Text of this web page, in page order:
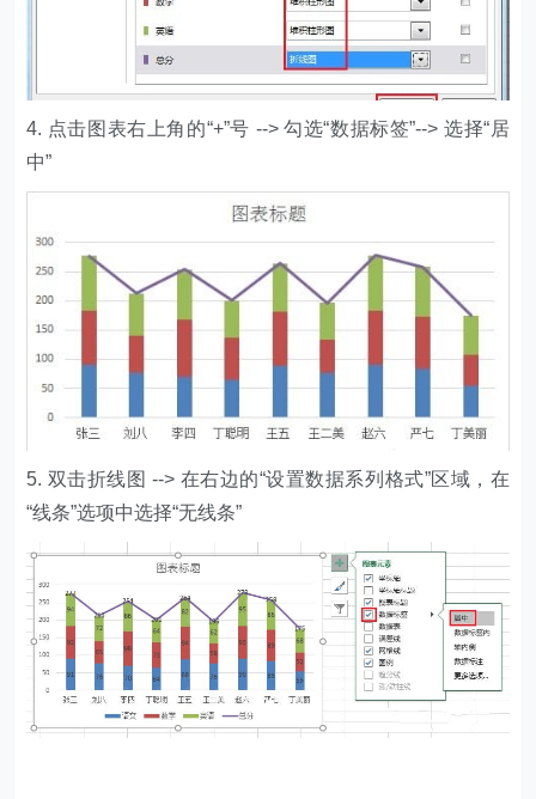
4. 点击图表右上角的“+”号 --> 勾选“数据标签”--> 选择“居
中”
5. 双击折线图 --> 在右边的“设置数据系列格式”区域，在
“线条”选项中选择“无线条”